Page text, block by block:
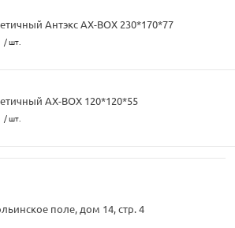
Антэкс AX-BOX 230*170*77
/ шт.
AX-BOX 120*120*55
/ шт.
поле, дом 14, стр. 4